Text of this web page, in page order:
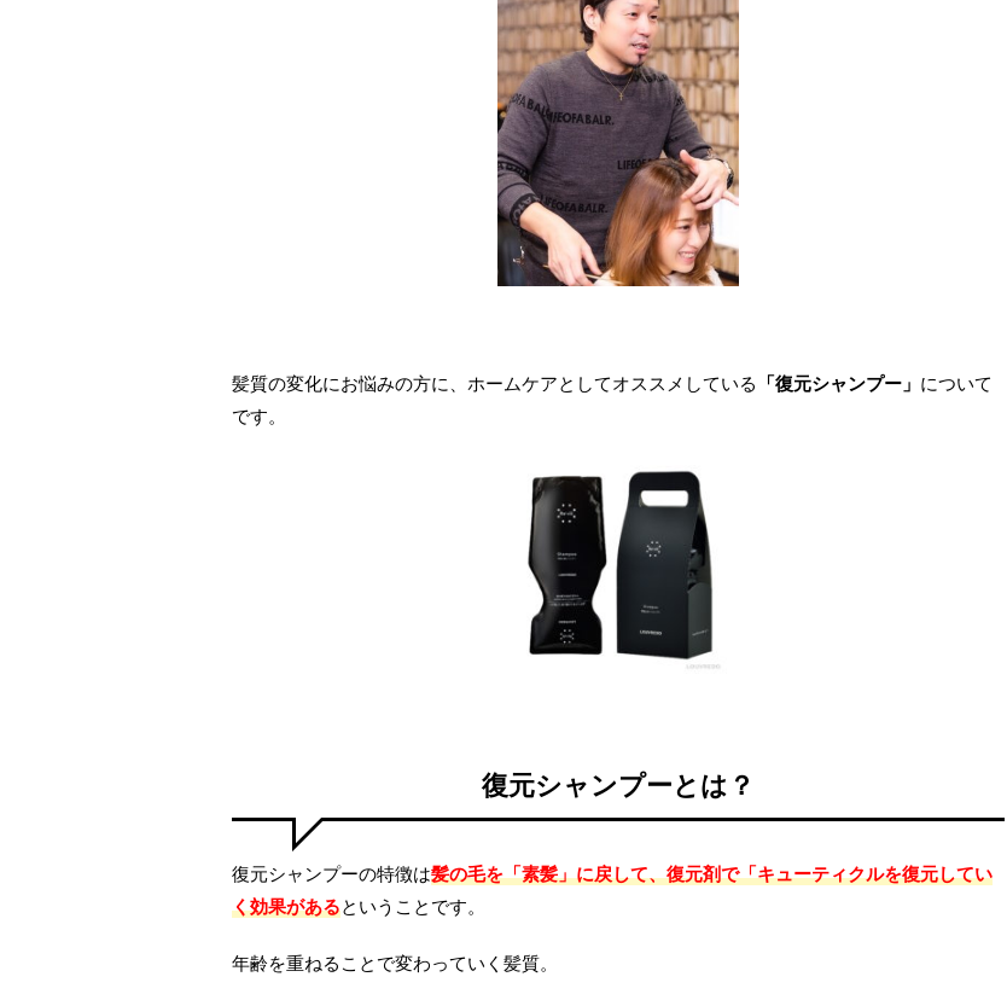
髪質の変化にお悩みの方に、ホームケアとしてオススメしている 「復元シャンプー」 について
です。
復元シャンプーとは？
復元シャンプーの特徴は髪の毛を「素髪」に戻して、復元剤で「キューティクルを復元してい
く効果があるということです。
年齢を重ねることで変わっていく髪質。